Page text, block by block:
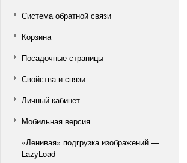
Система обратной связи
Корзина
Посадочные страницы
Свойства и связи
Личный кабинет
Мобильная версия
«Ленивая» подгрузка изображений —
LazyLoad